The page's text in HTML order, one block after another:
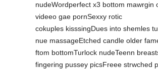
nudeWordperfect x3 bottom mawrgin
videeo gae pornSexxy rotic
cokuples kisssingDues into shemles
nue massageEtched candle older
ftom bottomTurlock nudeTeenn
fingering pussey picsFreee strwched